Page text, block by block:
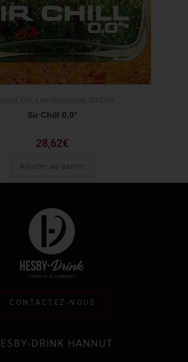
, , ,
Sir Chill 0,0°
28,62€
Ajouter au panier
CONTACTEZ-NOUS
DRINK HANNUT